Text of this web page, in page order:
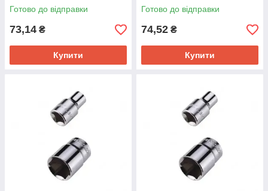
Готово до відправки
73,14 ₴
Купити
Готово до відправки
74,52 ₴
Купити